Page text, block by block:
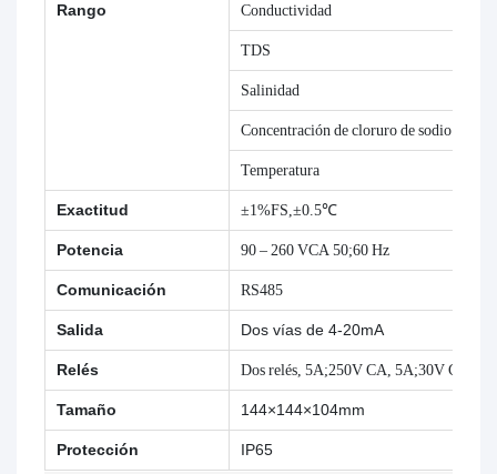
Rango Conductividad
TDS
Salinidad
Concentración de cloruro de sodio
Temperatura
Exactitud ±1%FS,±0.5℃
Potencia 90 – 260 VCA 50;60 Hz
Comunicación RS485
Salida Dos vías de 4-20mA
Relés Dos relés, 5A;250V CA, 5A;30V CC
Tamaño 144×144×104mm
Protección IP65